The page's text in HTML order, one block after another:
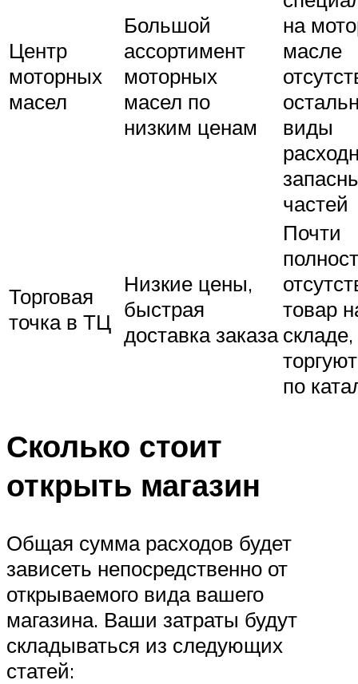
Центр
моторных
масел
Большой
ассортимент
моторных
масел по
низким ценам
на
масле
виды
частей
Торговая
точка в ТЦ
Низкие цены,
быстрая
доставка заказа
Почти
товар
складе,
по
Сколько стоит
открыть магазин
Общая сумма расходов будет
зависеть непосредственно от
открываемого вида вашего
магазина. Ваши затраты будут
складываться из следующих
статей: